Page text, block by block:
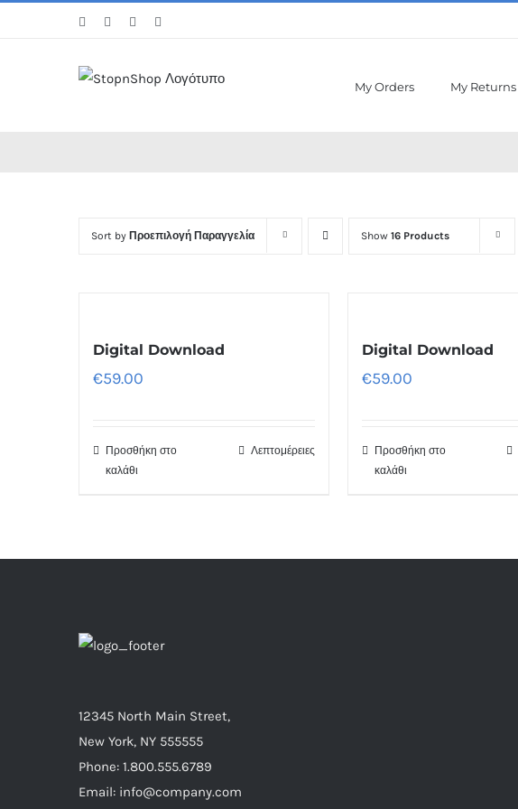
Facebook
TwitterInstagram
My Orders My Returns
Sort by Προεπιλογή Παραγγελία Show 16 Products
Digital Download
€59.00
Προσθήκη στο
καλάθι
Λεπτομέρειες
Digital Download
€59.00
Προσθήκη στο
καλάθι
12345 North Main Street,
New York, NY 555555
Phone: 1.800.555.6789
Email: info@company.com